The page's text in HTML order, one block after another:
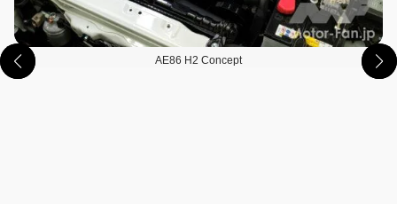
AE86 H2 Concept